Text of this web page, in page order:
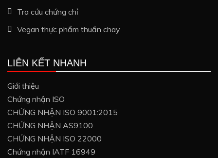
Tra cứu chứng chỉ
Vegan thực phẩm thuần chay
LIÊN KẾT NHANH
Giới thiệu
Chứng nhận ISO
CHỨNG NHẬN ISO 9001:2015
CHỨNG NHẬN AS9100
CHỨNG NHẬN ISO 22000
Chứng nhận IATF 16949